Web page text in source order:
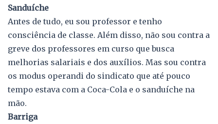
Sanduíche
Antes de tudo, eu sou professor e tenho
consciência de classe. Além disso, não sou contra a
greve dos professores em curso que busca
melhorias salariais e dos auxílios. Mas sou contra
os modus operandi do sindicato que até pouco
tempo estava com a Coca-Cola e o sanduíche na
mão.
Barriga